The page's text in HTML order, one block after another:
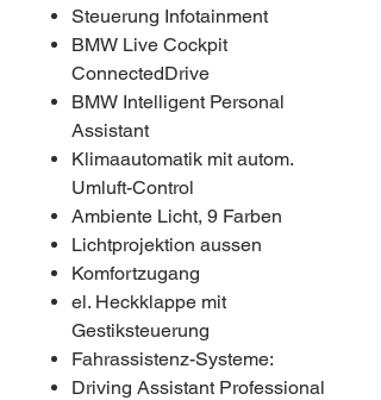
Steuerung Infotainment
BMW Live Cockpit
ConnectedDrive
BMW Intelligent Personal
Assistant
Klimaautomatik mit autom.
Umluft-Control
Ambiente Licht, 9 Farben
Lichtprojektion aussen
Komfortzugang
el. Heckklappe mit
Gestiksteuerung
Fahrassistenz-Systeme:
Driving Assistant Professional